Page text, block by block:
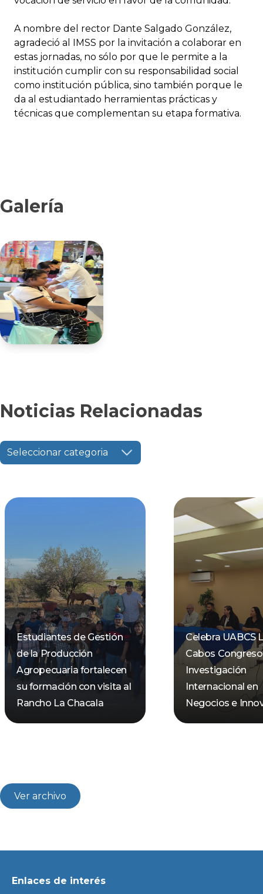
A nombre del rector Dante Salgado González,
agradeció al IMSS por la invitación a colaborar en
estas jornadas, no sólo por que le permite a la
institución cumplir con su responsabilidad social
como institución pública, sino también porque le
da al estudiantado herramientas prácticas y
técnicas que complementan su etapa formativa.
Galería
Noticias Relacionadas
Seleccionar categoria
Estudiantes de Gestión
de la Producción
Agropecuaria fortalecen
su formación con visita al
Rancho La Chacala
Celebra UABCS
Cabos
Investigación
Internacional en
Negocios e
Ver archivo
Enlaces de interés